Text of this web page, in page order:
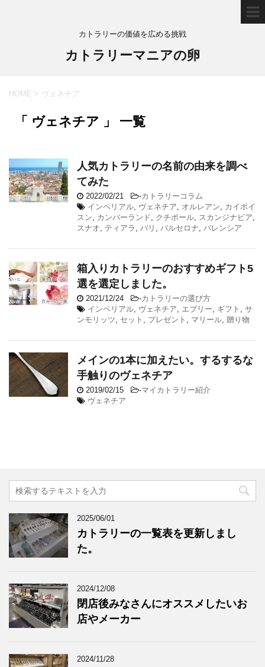
カトラリーの価値を広める挑戦
カトラリーマニアの卵
HOME > ヴェネチア
「 ヴェネチア 」 一覧
人気カトラリーの名前の由来を調べ
てみた
2022/02/21 -カトラリーコラム
インペリアル ヴェネチア オルレアン
カイボイ
スン
カンバーランド クチポール スカンジナビア
スナオ
ティアラ パリ バルセロナ バレンシア
箱入りカトラリーのおすすめギフト5
選を選定しました。
2021/12/24 -カトラリーの選び方
インペリアル ヴェネチア エブリー ギフト
サ
ンモリッツ
セット プレゼント マリール 贈り物
メインの1本に加えたい。するするな
手触りのヴェネチア
2019/02/15 -マイカトラリー紹介
ヴェネチア
2025/06/01
カトラリーの一覧表を更新しまし
た。
2024/12/08
閉店後みなさんにオススメしたいお
店やメーカー
2024/11/28